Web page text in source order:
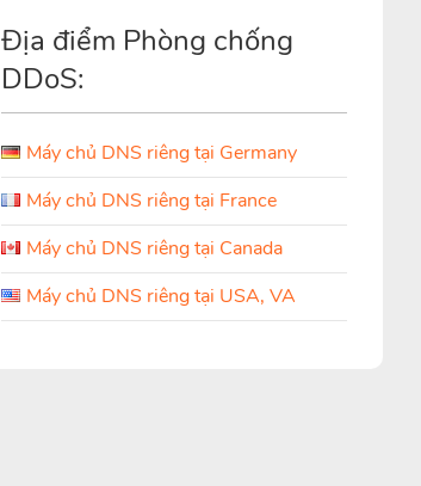
Địa điểm Phòng chống
DDoS:
Máy chủ DNS riêng tại Germany
Máy chủ DNS riêng tại France
Máy chủ DNS riêng tại Canada
Máy chủ DNS riêng tại USA, VA